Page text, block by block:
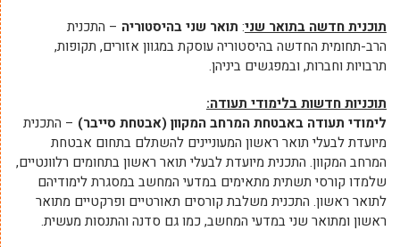
תוכנית חדשה בתואר שני: תואר שני בהיסטוריה – התכנית
הרב-תחומית החדשה בהיסטוריה עוסקת במגוון אזורים, תקופות,
תרבויות וחברות, ובמפגשים ביניהן.
תוכניות חדשות בלימודי תעודה:
לימודי תעודה באבטחת המרחב המקוון (‏אבטחת סייבר)‏ – התכנית
מיועדת לבעלי תואר ראשון המעוניינים להשתלם בתחום אבטחת
המרחב המקוון. התכנית מיועדת לבעלי תואר ראשון בתחומים רלוונטיים,
שלמדו קורסי תשתית מתאימים במדעי המחשב במסגרת לימודיהם
לתואר ראשון. התכנית משלבת קורסים תאורטיים ופרקטיים מתואר
ראשון ומתואר שני במדעי המחשב, כמו גם סדנה והתנסות מעשית.